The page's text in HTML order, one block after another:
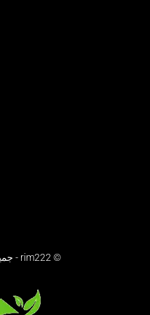
© rim222 - جميع الحقوق محفوظة